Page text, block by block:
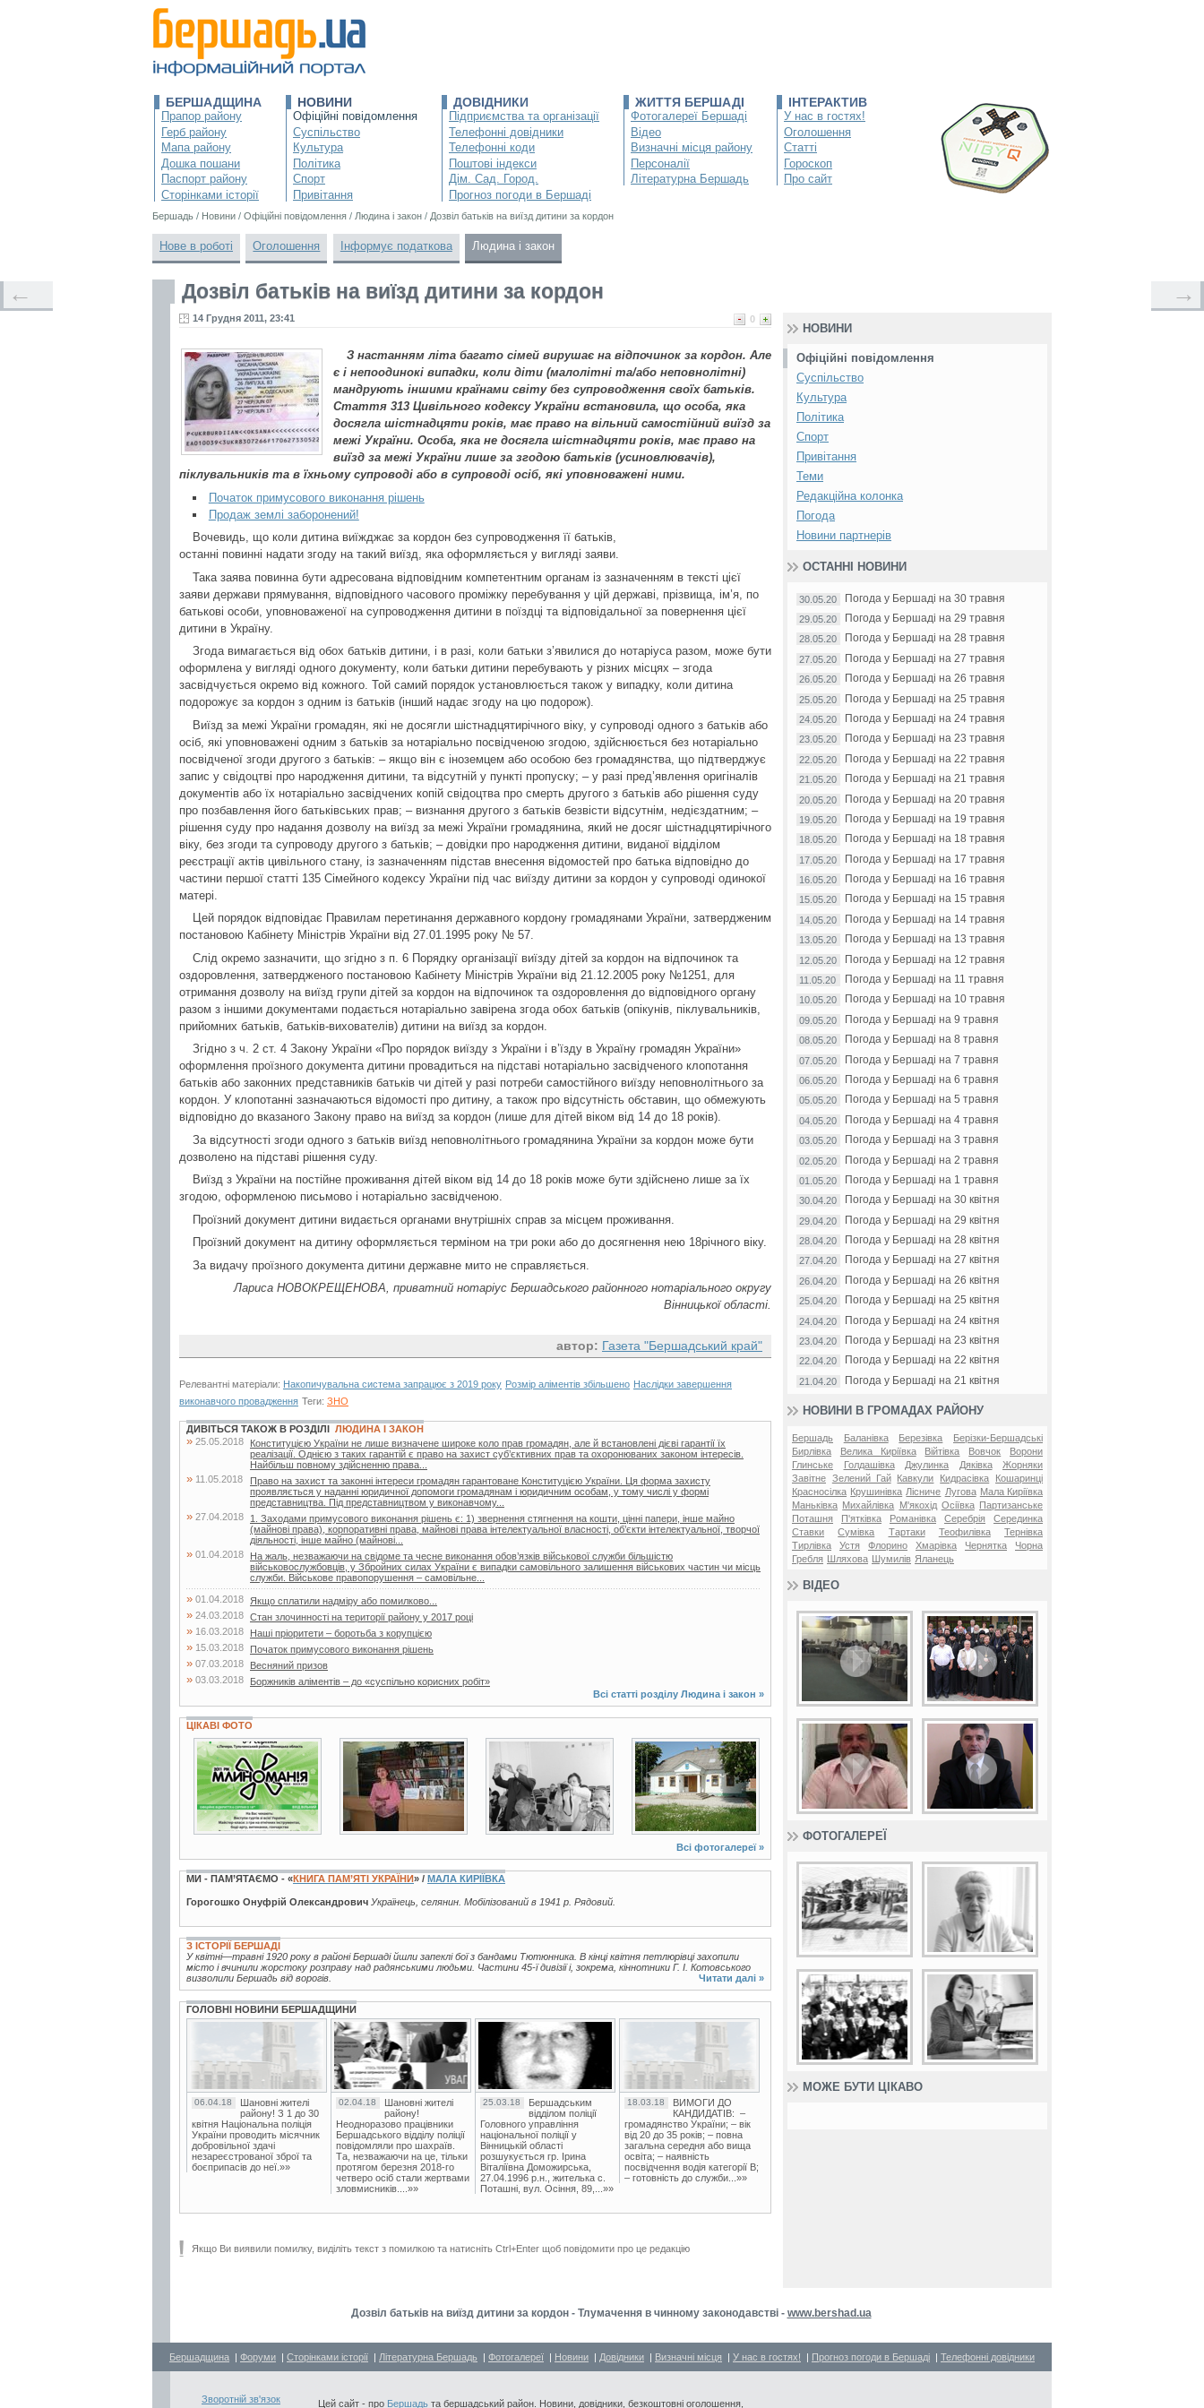
БЕРШАДЩИНА
Прапор району
Герб району
Мапа району
Дошка пошани
Паспорт району
Сторінками історії
НОВИНИ
Офіційні повідомлення
Суспільство
Культура
Політика
Спорт
Привітання
ДОВІДНИКИ
Підприємства та організації
Телефонні довідники
Телефонні коди
Поштові індекси
Дім. Сад. Город.
Прогноз погоди в Бершаді
ЖИТТЯ БЕРШАДІ
Фотогалереї Бершаді
Відео
Визначні місця району
Персоналії
Літературна Бершадь
ІНТЕРАКТИВ
У нас в гостях!
Оголошення
Статті
Гороскоп
Про сайт
Бершадь / Новини / Офіційні повідомлення / Людина і закон / Дозвіл батьків на виїзд дитини за кордон
Нове в роботі Оголошення Інформує податкова Людина і закон
Дозвіл батьків на виїзд дитини за кордон
0
14 Грудня 2011, 23:41
З настанням літа багато сімей вирушає на відпочинок за кордон. Але
є і непоодинокі випадки, коли діти (малолітні та/або неповнолітні)
мандрують іншими країнами світу без супроводження своїх батьків.
Стаття 313 Цивільного кодексу України встановила, що особа, яка
досягла шістнадцяти років, має право на вільний самостійний виїзд за
межі України. Особа, яка не досягла шістнадцяти років, має право на
виїзд за межі України лише за згодою батьків (усиновлювачів),
піклувальників та в їхньому супроводі або в супроводі осіб, які уповноважені ними.
Початок примусового виконання рішень
Продаж землі заборонений!
Вочевидь, що коли дитина виїжджає за кордон без супроводження її батьків,
останні повинні надати згоду на такий виїзд, яка оформляється у вигляді заяви.
Така заява повинна бути адресована відповідним компетентним органам із зазначенням в тексті цієї
заяви держави прямування, відповідного часового проміжку перебування у цій державі, прізвища, ім’я, по
батькові особи, уповноваженої на супроводження дитини в поїздці та відповідальної за повернення цієї
дитини в Україну.
Згода вимагається від обох батьків дитини, і в разі, коли батьки з’явилися до нотаріуса разом, може бути
оформлена у вигляді одного документу, коли батьки дитини перебувають у різних місцях – згода
засвідчується окремо від кожного. Той самий порядок установлюється також у випадку, коли дитина
подорожує за кордон з одним із батьків (інший надає згоду на цю подорож).
Виїзд за межі України громадян, які не досягли шістнадцятирічного віку, у супроводі одного з батьків або
осіб, які уповноважені одним з батьків за нотаріально посвідченою згодою, здійснюється без нотаріально
посвідченої згоди другого з батьків: – якщо він є іноземцем або особою без громадянства, що підтверджує
запис у свідоцтві про народження дитини, та відсутній у пункті пропуску; – у разі пред’явлення оригіналів
документів або їх нотаріально засвідчених копій свідоцтва про смерть другого з батьків або рішення суду
про позбавлення його батьківських прав; – визнання другого з батьків безвісти відсутнім, недієздатним; –
рішення суду про надання дозволу на виїзд за межі України громадянина, який не досяг шістнадцятирічного
віку, без згоди та супроводу другого з батьків; – довідки про народження дитини, виданої відділом
реєстрації актів цивільного стану, із зазначенням підстав внесення відомостей про батька відповідно до
частини першої статті 135 Сімейного кодексу України під час виїзду дитини за кордон у супроводі одинокої
матері.
Цей порядок відповідає Правилам перетинання державного кордону громадянами України, затвердженим
постановою Кабінету Міністрів України від 27.01.1995 року № 57.
Слід окремо зазначити, що згідно з п. 6 Порядку організації виїзду дітей за кордон на відпочинок та
оздоровлення, затвердженого постановою Кабінету Міністрів України від 21.12.2005 року №1251, для
отримання дозволу на виїзд групи дітей за кордон на відпочинок та оздоровлення до відповідного органу
разом з іншими документами подається нотаріально завірена згода обох батьків (опікунів, піклувальників,
прийомних батьків, батьків-вихователів) дитини на виїзд за кордон.
Згідно з ч. 2 ст. 4 Закону України «Про порядок виїзду з України і в’їзду в Україну громадян України»
оформлення проїзного документа дитини провадиться на підставі нотаріально засвідченого клопотання
батьків або законних представників батьків чи дітей у разі потреби самостійного виїзду неповнолітнього за
кордон. У клопотанні зазначаються відомості про дитину, а також про відсутність обставин, що обмежують
відповідно до вказаного Закону право на виїзд за кордон (лише для дітей віком від 14 до 18 років).
За відсутності згоди одного з батьків виїзд неповнолітнього громадянина України за кордон може бути
дозволено на підставі рішення суду.
Виїзд з України на постійне проживання дітей віком від 14 до 18 років може бути здійснено лише за їх
згодою, оформленою письмово і нотаріально засвідченою.
Проїзний документ дитини видається органами внутрішніх справ за місцем проживання.
Проїзний документ на дитину оформляється терміном на три роки або до досягнення нею 18річного віку.
За видачу проїзного документа дитини державне мито не справляється.
Лариса НОВОКРЕЩЕНОВА, приватний нотаріус Бершадського районного нотаріального округу
Вінницької області.
автор: Газета "Бершадський край"
Релевантні матеріали: Накопичувальна система запрацює з 2019 року Розмір аліментів збільшено Наслідки завершення
виконавчого провадження Теги: ЗНО
← →
ДИВІТЬСЯ ТАКОЖ В РОЗДІЛІ ЛЮДИНА І ЗАКОН
» 25.05.2018
Конституцією України не лише визначене широке коло прав громадян, але й встановлені дієві гарантії їх
реалізації. Однією з таких гарантій є право на захист суб’єктивних прав та охоронюваних законом інтересів.
Найбільш повному здійсненню права...
» 11.05.2018
Право на захист та законні інтереси громадян гарантоване Конституцією України. Ця форма захисту
проявляється у наданні юридичної допомоги громадянам і юридичним особам, у тому числі у формі
представництва. Під представництвом у виконавчому...
» 27.04.2018
1. Заходами примусового виконання рішень є: 1) звернення стягнення на кошти, цінні папери, інше майно
(майнові права), корпоративні права, майнові права інтелектуальної власності, об’єкти інтелектуальної, творчої
діяльності, інше майно (майнові...
» 01.04.2018
На жаль, незважаючи на свідоме та чесне виконання обов’язків військової служби більшістю
військовослужбовців, у Збройних силах України є випадки самовільного залишення військових частин чи місць
служби. Військове правопорушення – самовільне...
» 01.04.2018 Якщо сплатили надміру або помилково...
» 24.03.2018 Стан злочинності на території району у 2017 році
» 16.03.2018 Наші пріоритети – боротьба з корупцією
» 15.03.2018 Початок примусового виконання рішень
» 07.03.2018 Весняний призов
» 03.03.2018
Боржників аліментів – до «суспільно корисних робіт»
Всі статті розділу Людина і закон »
ЦІКАВІ ФОТО
8 фото 3 фото 6 фото
Всі фотогалереї »
МИ - ПАМ’ЯТАЄМО - «КНИГА ПАМ’ЯТІ УКРАЇНИ» / МАЛА КИРІЇВКА
Горогошко Онуфрій Олександрович Українець, селянин. Мобілізований в 1941 р. Рядовий.
З ІСТОРІЇ БЕРШАДІ
У квітні—травні 1920 року в районі Бершаді йшли запеклі бої з бандами Тютюнника. В кінці квітня петлюрівці захопили
місто і вчинили жорстоку розправу над радянськими людьми. Частини 45-ї дивізії і, зокрема, кіннотники Г. І. Котовського
визволили Бершадь від ворогів.
Читати далі »
ГОЛОВНІ НОВИНИ БЕРШАДЩИНИ
06.04.18
Шановні жителі
району! З 1 до 30
квітня Національна поліція
України проводить місячник
добровільної здачі
незареєстрованої зброї та
боєприпасів до неї.»»
02.04.18
Шановні жителі
району!
Неодноразово працівники
Бершадського відділу поліції
повідомляли про шахраїв.
Та, незважаючи на це, тільки
протягом березня 2018-го
четверо осіб стали жертвами
зловмисників....»»
25.03.18
Бершадським
відділом поліції
Головного управління
національної поліції у
Вінницькій області
розшукується гр. Ірина
Віталіївна Доможирська,
27.04.1996 р.н., жителька с.
Поташні, вул. Осіння, 89,...»»
18.03.18
ВИМОГИ ДО
КАНДИДАТІВ: –
громадянство України; – вік
від 20 до 35 років; – повна
загальна середня або вища
освіта; – наявність
посвідчення водія категорії В;
– готовність до служби...»»
Якщо Ви виявили помилку, виділіть текст з помилкою та натисніть Ctrl+Enter щоб повідомити про це редакцію
НОВИНИ
Офіційні повідомлення
Суспільство
Культура
Політика
Спорт
Привітання
Теми
Редакційна колонка
Погода
Новини партнерів
ОСТАННІ НОВИНИ
30.05.20 Погода у Бершаді на 30 травня
29.05.20 Погода у Бершаді на 29 травня
28.05.20 Погода у Бершаді на 28 травня
27.05.20 Погода у Бершаді на 27 травня
26.05.20 Погода у Бершаді на 26 травня
25.05.20 Погода у Бершаді на 25 травня
24.05.20 Погода у Бершаді на 24 травня
23.05.20 Погода у Бершаді на 23 травня
22.05.20 Погода у Бершаді на 22 травня
21.05.20 Погода у Бершаді на 21 травня
20.05.20 Погода у Бершаді на 20 травня
19.05.20 Погода у Бершаді на 19 травня
18.05.20 Погода у Бершаді на 18 травня
17.05.20 Погода у Бершаді на 17 травня
16.05.20 Погода у Бершаді на 16 травня
15.05.20 Погода у Бершаді на 15 травня
14.05.20 Погода у Бершаді на 14 травня
13.05.20 Погода у Бершаді на 13 травня
12.05.20 Погода у Бершаді на 12 травня
11.05.20 Погода у Бершаді на 11 травня
10.05.20 Погода у Бершаді на 10 травня
09.05.20 Погода у Бершаді на 9 травня
08.05.20 Погода у Бершаді на 8 травня
07.05.20 Погода у Бершаді на 7 травня
06.05.20 Погода у Бершаді на 6 травня
05.05.20 Погода у Бершаді на 5 травня
04.05.20 Погода у Бершаді на 4 травня
03.05.20 Погода у Бершаді на 3 травня
02.05.20 Погода у Бершаді на 2 травня
01.05.20 Погода у Бершаді на 1 травня
30.04.20 Погода у Бершаді на 30 квітня
29.04.20 Погода у Бершаді на 29 квітня
28.04.20 Погода у Бершаді на 28 квітня
27.04.20 Погода у Бершаді на 27 квітня
26.04.20 Погода у Бершаді на 26 квітня
25.04.20 Погода у Бершаді на 25 квітня
24.04.20 Погода у Бершаді на 24 квітня
23.04.20 Погода у Бершаді на 23 квітня
22.04.20 Погода у Бершаді на 22 квітня
21.04.20 Погода у Бершаді на 21 квітня
НОВИНИ В ГРОМАДАХ РАЙОНУ
Бершадь Баланівка Березівка
Берізки-Бершадські
Бирлівка
Велика Киріївка Війтівка Вовчок
Ворони
Глинське
Голдашівка Джулинка Дяківка
Жорняки
Завітне Зелений Гай Кавкули Кидрасівка
Кошаринці
Красносілка Крушинівка Лісниче Лугова Мала Киріївка
Маньківка Михайлівка М'якохід Осіївка
Партизанське
Поташня
П'ятківка Романівка Серебрія
Серединка
Ставки
Сумівка Тартаки Теофилівка
Тернівка
Тирлівка
Устя Флорино Хмарівка Чернятка
Чорна
Гребля
Шляхова Шумилів Яланець
ВІДЕО
ФОТОГАЛЕРЕЇ
МОЖЕ БУТИ ЦІКАВО
Дозвіл батьків на виїзд дитини за кордон - Тлумачення в чинному законодавстві - www.bershad.ua
Бершадщина | Форуми | Сторінками історії | Літературна Бершадь | Фотогалереї | Новини | Довідники | Визначні місця | У нас в гостях! | Прогноз погоди в Бершаді | Телефонні довідники
Зворотній зв'язок
Цей сайт - про Бершадь та бершадський район. Новини, довідники, безкоштовні оголошення,